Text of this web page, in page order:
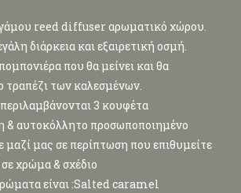
reed diffuser αρωματικό χώρου.
διάρκεια και εξαιρετική οσμή.
που θα μείνει και θα
τραπέζι των καλεσμένων.
3 κουφέτα
& αυτοκόλλητο προσωποποιημένο
μαζί μας σε περίπτωση που επιθυμείτε
χρώμα & σχέδιο
είναι :Salted caramel